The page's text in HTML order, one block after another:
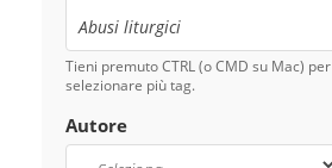
Tieni premuto CTRL (o CMD su Mac) per
selezionare più tag.
Autore